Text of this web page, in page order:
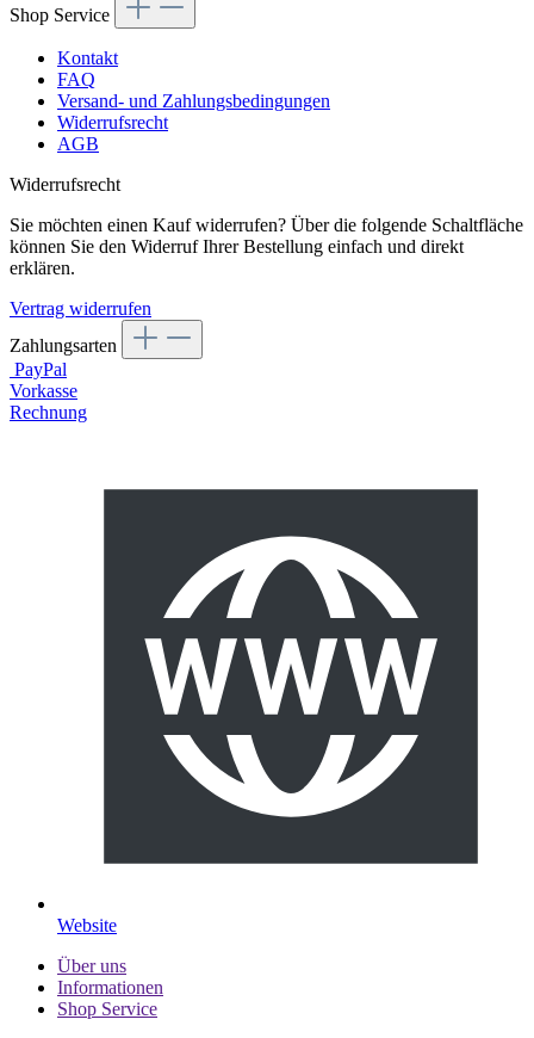
Shop Service
Kontakt
FAQ
Versand- und Zahlungsbedingungen
Widerrufsrecht
AGB
Widerrufsrecht
Sie möchten einen Kauf widerrufen? Über die folgende Schaltfläche
können Sie den Widerruf Ihrer Bestellung einfach und direkt
erklären.
Vertrag widerrufen
Zahlungsarten
PayPal
Vorkasse
Rechnung
Website
Über uns
Informationen
Shop Service